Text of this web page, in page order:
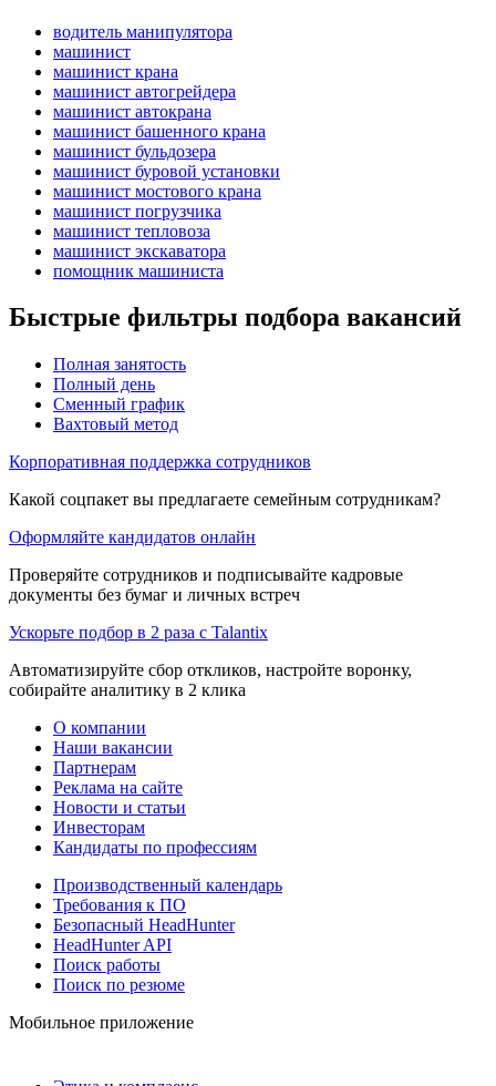
водитель манипулятора
машинист
машинист крана
машинист автогрейдера
машинист автокрана
машинист башенного крана
машинист бульдозера
машинист буровой установки
машинист мостового крана
машинист погрузчика
машинист тепловоза
машинист экскаватора
помощник машиниста
Быстрые фильтры подбора вакансий
Полная занятость
Полный день
Сменный график
Вахтовый метод
Корпоративная поддержка сотрудников
Какой соцпакет вы предлагаете семейным сотрудникам?
Оформляйте кандидатов онлайн
Проверяйте сотрудников и подписывайте кадровые
документы без бумаг и личных встреч
Ускорьте подбор в 2 раза с Talantix
Автоматизируйте сбор откликов, настройте воронку,
собирайте аналитику в 2 клика
О компании
Наши вакансии
Партнерам
Реклама на сайте
Новости и статьи
Инвесторам
Кандидаты по профессиям
Производственный календарь
Требования к ПО
Безопасный HeadHunter
HeadHunter API
Поиск работы
Поиск по резюме
Мобильное приложение